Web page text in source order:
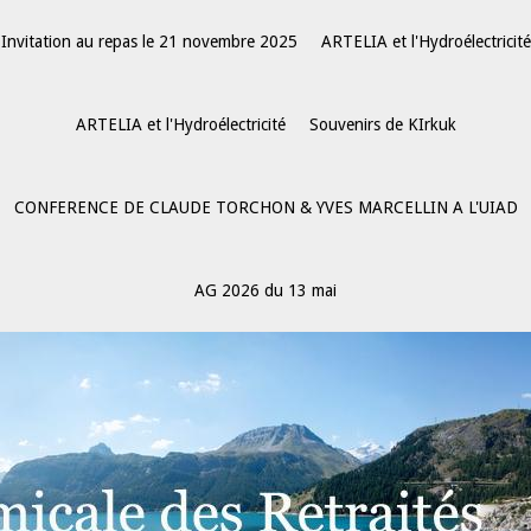
Invitation au repas le 21 novembre 2025 ARTELIA et l'Hydroélectricité
ARTELIA et l'Hydroélectricité Souvenirs de KIrkuk
CONFERENCE DE CLAUDE TORCHON & YVES MARCELLIN A L'UIAD
AG 2026 du 13 mai